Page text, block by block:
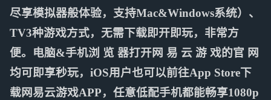
尽享模拟器般体验，支持Mac&Windows系统）、
TV3种游戏方式，无需下载即开即玩，非常方
便。电脑&手机浏 览 器打开网 易 云 游 戏的官 网
均可即享秒玩，iOS用户也可以前往App Store下
载网易云游戏APP，任意低配手机都能畅享1080p